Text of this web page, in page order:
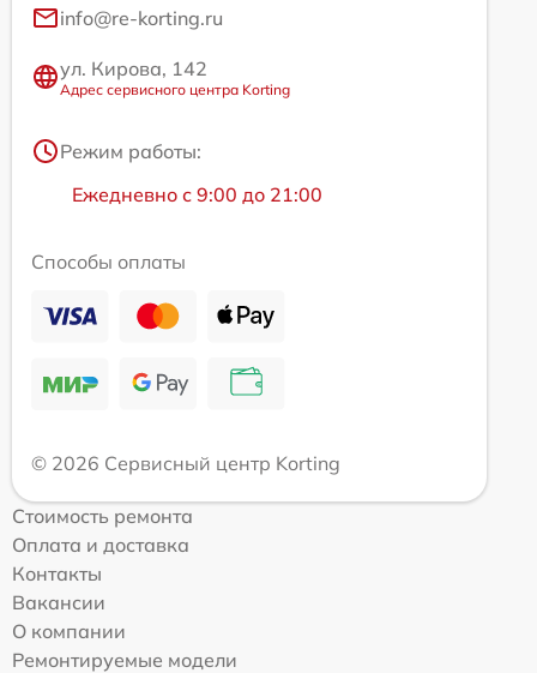
info@re-korting.ru
ул. Кирова, 142
Адрес сервисного центра Korting
Режим работы:
Ежедневно с 9:00 до 21:00
Способы оплаты
© 2026 Сервисный центр Korting
Стоимость ремонта
Оплата и доставка
Контакты
Вакансии
О компании
Ремонтируемые модели